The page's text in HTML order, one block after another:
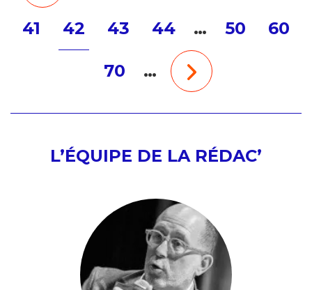
41 42 43 44 … 50 60
70 …
L’ÉQUIPE DE LA RÉDAC’